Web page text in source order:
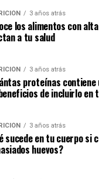
3 años atrás
los alimentos con
a tu salud
3 años atrás
proteínas contiene
de incluirlo en
3 años atrás
sucede en tu cuerpo si
huevos?